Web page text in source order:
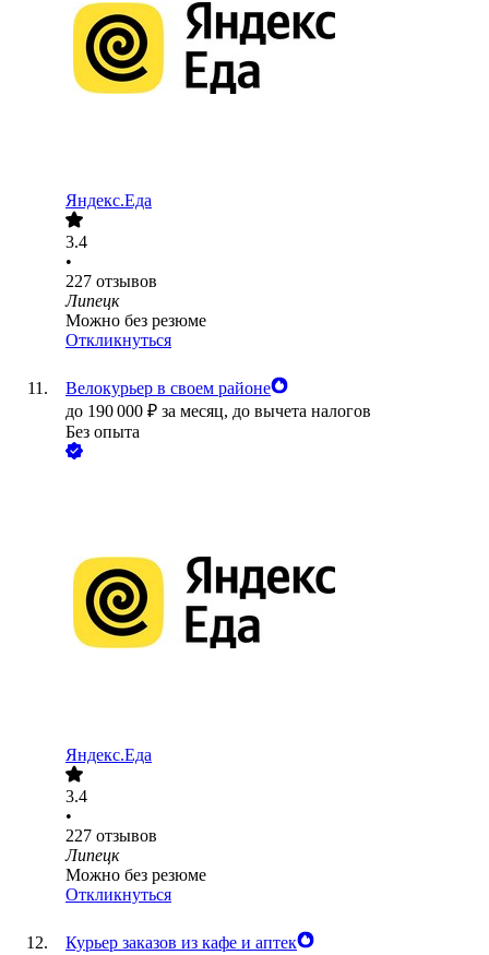
Яндекс.Еда
3.4
•
227 отзывов
Липецк
Можно без резюме
Откликнуться
Велокурьер в своем районе
до 190 000 ₽ за месяц, до вычета налогов
Без опыта
Яндекс.Еда
3.4
•
227 отзывов
Липецк
Можно без резюме
Откликнуться
Курьер заказов из кафе и аптек